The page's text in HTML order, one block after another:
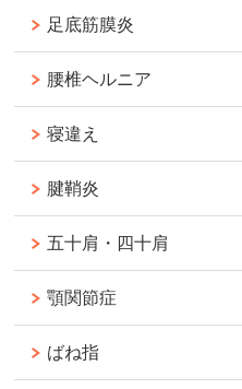
足底筋膜炎
腰椎ヘルニア
寝違え
腱鞘炎
五十肩・四十肩
顎関節症
ばね指